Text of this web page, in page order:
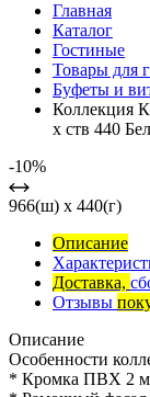
Главная
Каталог
Гостиные
Товары для
Буфеты и
Коллекция
х ств 440
-10%
966(ш) x 440(г)
Описание
Доставка,
Отзывы
Описание
Особенности
* Кромка ПВХ 2